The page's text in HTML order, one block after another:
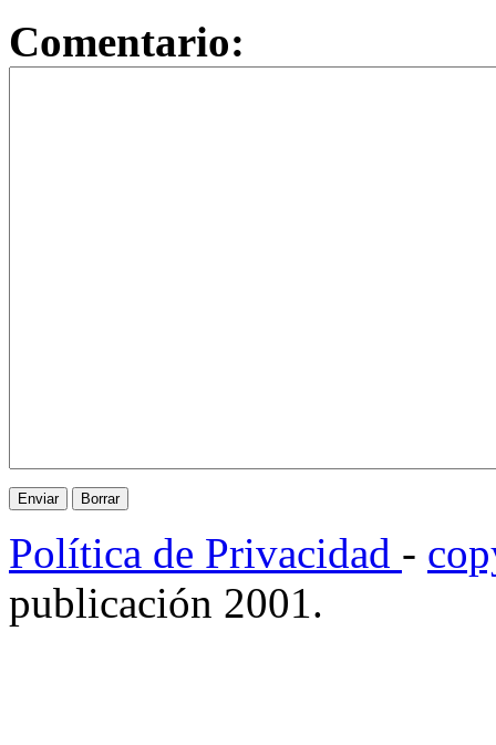
Comentario:
Política de Privacidad -
publicación 2001.